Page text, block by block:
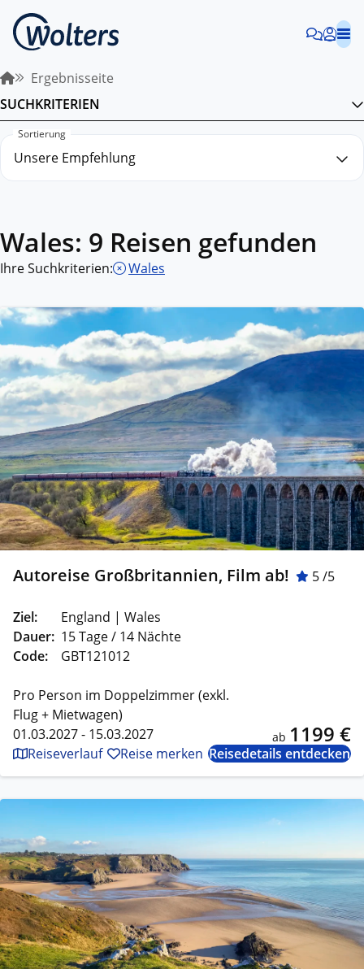
Ergebnisseite
SUCHKRITERIEN
Sortierung
Wales: 9 Reisen gefunden
Ihre Suchkriterien: Wales
Autoreise Großbritannien, Film ab! 5 /5
Ziel:
England | Wales
Dauer: 15 Tage / 14 Nächte
Code:
GBT121012
Pro Person im Doppelzimmer (exkl.
Flug + Mietwagen)
01.03.2027 - 15.03.2027
ab 1199 €
Reiseverlauf Reise merken Reisedetails entdecken